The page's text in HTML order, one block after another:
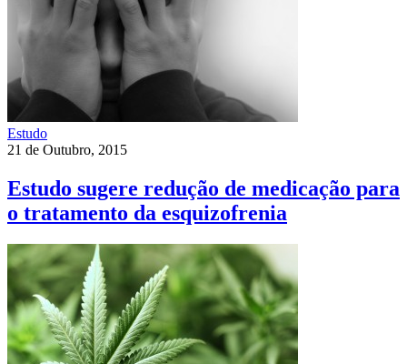
Estudo
21 de Outubro, 2015
Estudo sugere redução de medicação para
o tratamento da esquizofrenia